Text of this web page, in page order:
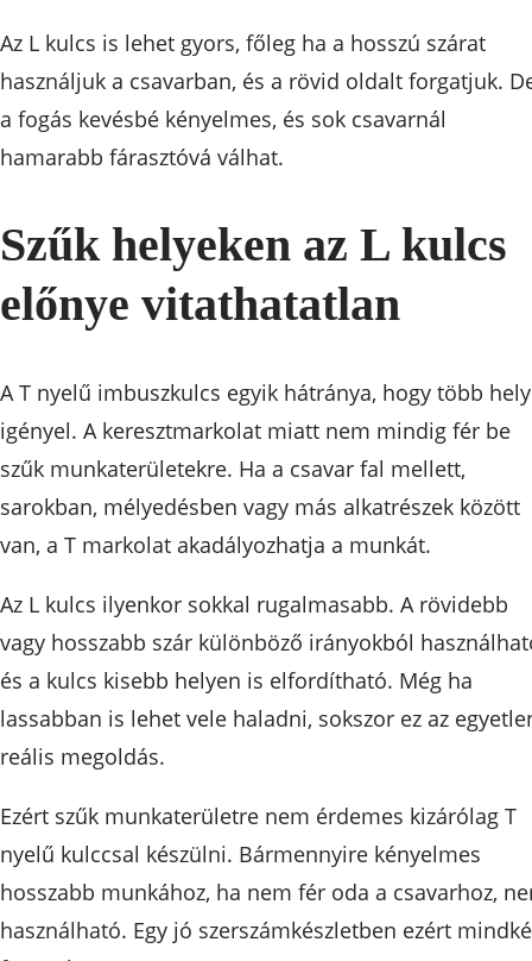
Az L kulcs is lehet gyors, főleg ha a hosszú szárat
használjuk a csavarban, és a rövid oldalt forgatjuk.
a fogás kevésbé kényelmes, és sok csavarnál
hamarabb fárasztóvá válhat.
Szűk helyeken az L kulcs
előnye vitathatatlan
A T nyelű imbuszkulcs egyik hátránya, hogy több
igényel. A keresztmarkolat miatt nem mindig fér be
szűk munkaterületekre. Ha a csavar fal mellett,
sarokban, mélyedésben vagy más alkatrészek között
van, a T markolat akadályozhatja a munkát.
Az L kulcs ilyenkor sokkal rugalmasabb. A rövidebb
vagy hosszabb szár különböző irányokból
és a kulcs kisebb helyen is elfordítható. Még ha
lassabban is lehet vele haladni, sokszor ez az
reális megoldás.
Ezért szűk munkaterületre nem érdemes kizárólag T
nyelű kulccsal készülni. Bármennyire kényelmes
hosszabb munkához, ha nem fér oda a csavarhoz,
használható. Egy jó szerszámkészletben ezért